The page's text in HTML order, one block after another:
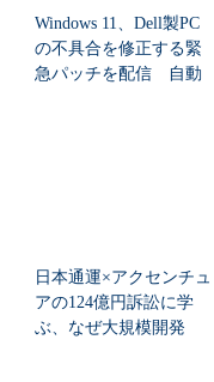
Windows 11、Dell製PC
の不具合を修正する緊
急パッチを配信 自動
日本通運×アクセンチュ
アの124億円訴訟に学
ぶ、なぜ大規模開発